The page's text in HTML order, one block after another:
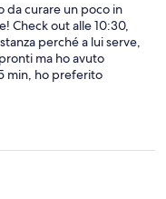
da curare un poco in
Check out alle 10:30,
perché a lui serve,
ma ho avuto
min, ho preferito
hai degli ospiti devi
non puoi farmi
messaggio (che non
stagione con un
e la doccia
Torneremo a breve